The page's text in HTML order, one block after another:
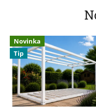
Novinka
Tip